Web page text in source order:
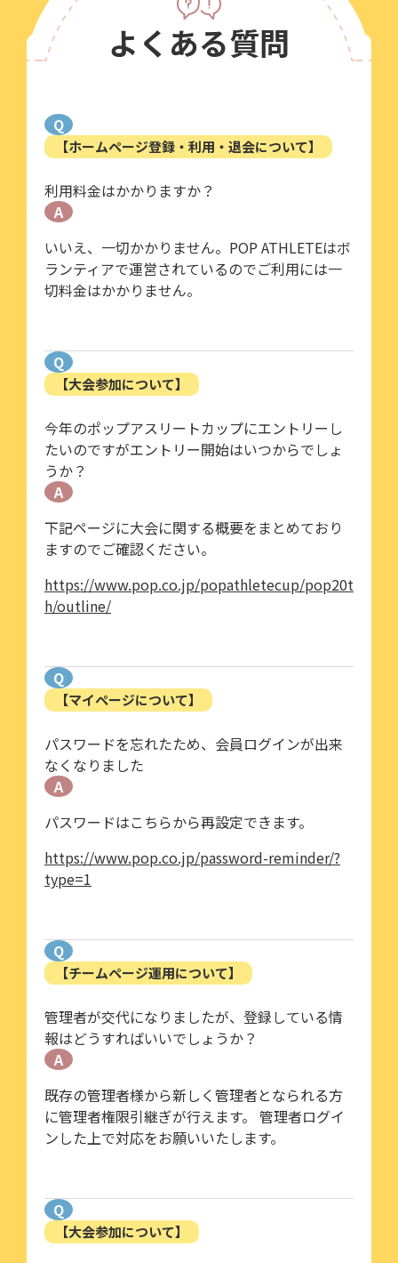
よくある質問
Q
【ホームページ登録・利用・退会について】
利用料金はかかりますか？
A
いいえ、一切かかりません。POP ATHLETEはボ
ランティアで運営されているのでご利用には一
切料金はかかりません。
Q
【大会参加について】
今年のポップアスリートカップにエントリーし
たいのですがエントリー開始はいつからでしょ
うか？
A
下記ページに大会に関する概要をまとめており
ますのでご確認ください。
https://www.pop.co.jp/popathletecup/pop20t
h/outline/
Q
【マイページについて】
パスワードを忘れたため、会員ログインが出来
なくなりました
A
パスワードはこちらから再設定できます。
https://www.pop.co.jp/password-reminder/?
type=1
Q
【チームページ運用について】
管理者が交代になりましたが、登録している情
報はどうすればいいでしょうか？
A
既存の管理者様から新しく管理者となられる方
に管理者権限引継ぎが行えます。 管理者ログイ
ンした上で対応をお願いいたします。
Q
【大会参加について】